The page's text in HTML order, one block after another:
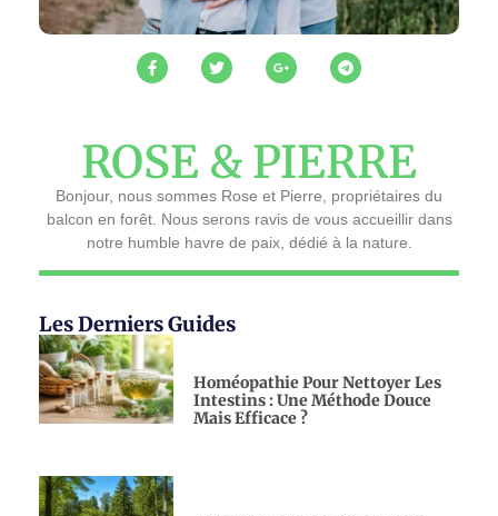
ROSE & PIERRE
Bonjour, nous sommes Rose et Pierre, propriétaires du
balcon en forêt. Nous serons ravis de vous accueillir dans
notre humble havre de paix, dédié à la nature.
Les Derniers Guides
Homéopathie Pour Nettoyer Les
Intestins : Une Méthode Douce
Mais Efficace ?